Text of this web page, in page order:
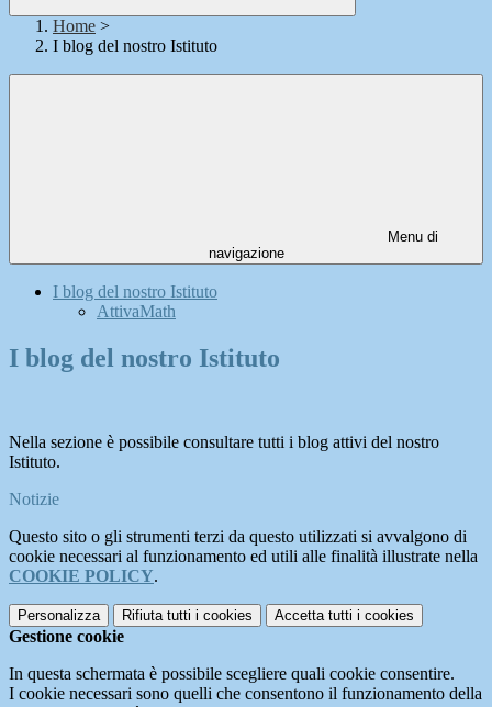
Home >
I blog del nostro Istituto
Menu di
navigazione
I blog del nostro Istituto
AttivaMath
I blog del nostro Istituto
Nella sezione è possibile consultare tutti i blog attivi del nostro
Istituto.
Notizie
Questo sito o gli strumenti terzi da questo utilizzati si avvalgono di
cookie necessari al funzionamento ed utili alle finalità illustrate nella
COOKIE POLICY.
Personalizza Rifiuta tutti i cookies Accetta tutti i cookies
Gestione cookie
In questa schermata è possibile scegliere quali cookie consentire.
I cookie necessari sono quelli che consentono il funzionamento della